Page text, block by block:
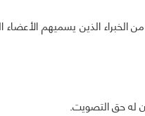
الذين يسميهم
له حق التصويت.